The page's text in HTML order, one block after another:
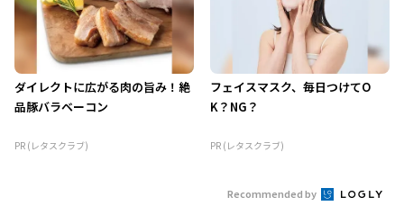
ダイレクトに広がる肉の旨み！絶
品豚バラベーコン
PR (レタスクラブ)
フェイスマスク、毎日つけてO
K？NG？
PR (レタスクラブ)
Recommended by